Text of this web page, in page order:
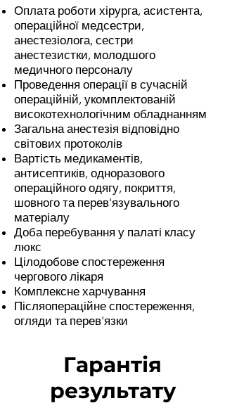
Оплата роботи хірурга, асистента,
операційної медсестри,
анестезіолога, сестри
анестезистки, молодшого
медичного персоналу
Проведення операції в сучасній
операційній, укомплектованій
високотехнологічним обладнанням
Загальна анестезія відповідно
світових протоколів
Вартість медикаментів,
антисептиків, одноразового
операційного одягу, покриття,
шовного та перев'язувального
матеріалу
Доба перебування у палаті класу
люкс
Цілодобове спостереження
чергового лікаря
Комплексне харчування
Післяопераційне спостереження,
огляди та перев'язки
Гарантія
результату